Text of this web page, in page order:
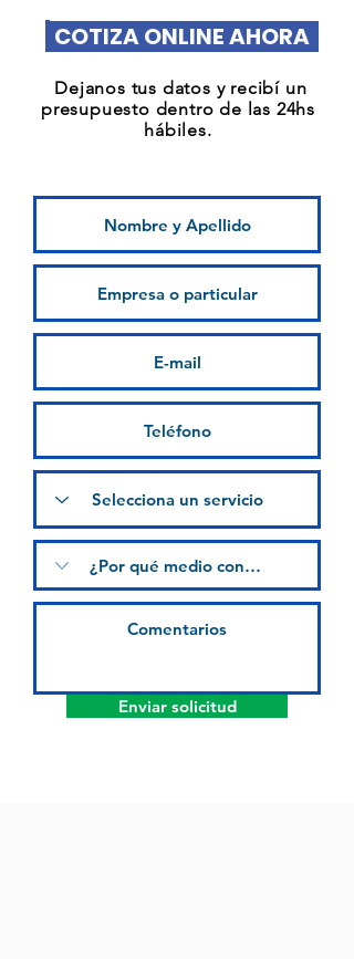
COTIZA ONLINE AHORA
Dejanos tus datos y recibí un
presupuesto dentro de las 24hs
hábiles.
Enviar solicitud